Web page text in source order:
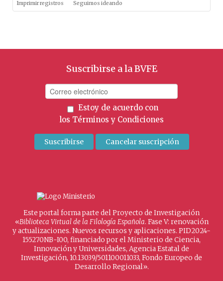
Imprimir registros Seguimos ideando
Suscribirse a la BVFE
Estoy de acuerdo con
los Términos y Condiciones
Este portal forma parte del Proyecto de Investigación
«Biblioteca Virtual de la Filología Española. Fase V: renovación
y actualizaciones. Nuevos recursos y aplicaciones. PID2024-
155270NB-I00, financiado por el Ministerio de Ciencia,
Innovación y Universidades, Agencia Estatal de
Investigación, 10.13039/501100011033, Fondo Europeo de
Desarrollo Regional».